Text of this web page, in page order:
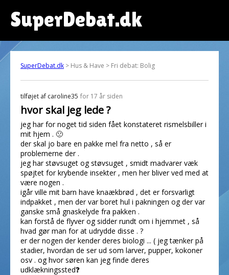
SuperDebat.dk
SuperDebat.dk > Hus & Have > Fri debat: Bolig
tilføjet af caroline35 for 17 år siden
hvor skal jeg lede ?
jeg har for noget tid siden fået konstateret rismelsbiller i
mit hjem . 🙁
der skal jo bare en pakke mel fra netto , så er
problemerne der .
jeg har støvsuget og støvsuget , smidt madvarer væk
spøjtet for krybende insekter , men her bliver ved med at
være nogen .
igår ville mit barn have knaækbrød , det er forsvarligt
indpakket , men der var boret hul i pakningen og der var
ganske små gnaskelyde fra pakken .
kan forstå de flyver og sidder rundt om i hjemmet , så
hvad gør man for at udrydde disse . ?
er der nogen der kender deres biologi ... ( jeg tænker på
stadier, hvordan de ser ud som larver, pupper, kokoner
osv . og hvor søren kan jeg finde deres
udklækningssted❓